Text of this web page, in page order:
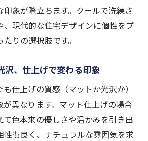
象が際立ちます。クールで洗練さ
、現代的な住宅デザインに個性をプ
りの選択肢です。
沢、仕上げで変わる印象
仕上げの質感（マットか光沢か）
が異なります。マット仕上げの場合
て色本来の優しさや温かみを引き出
性も良く、ナチュラルな雰囲気を求